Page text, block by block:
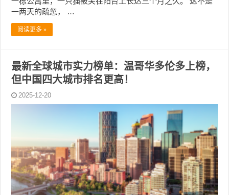
一两天的疏忽， …
阅读更多 »
最新全球城市实力榜单：温哥华多伦多上榜，
但中国四大城市排名更高！
2025-12-20